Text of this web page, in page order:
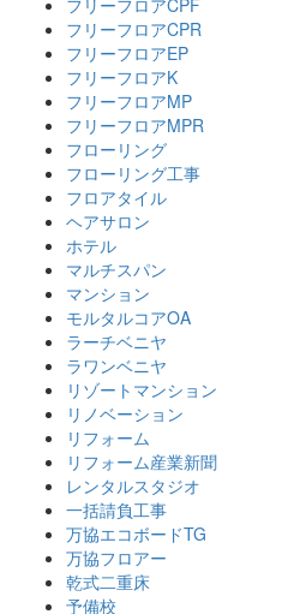
フリーフロアCPF
フリーフロアCPR
フリーフロアEP
フリーフロアK
フリーフロアMP
フリーフロアMPR
フローリング
フローリング工事
フロアタイル
ヘアサロン
ホテル
マルチスパン
マンション
モルタルコアOA
ラーチベニヤ
ラワンベニヤ
リゾートマンション
リノベーション
リフォーム
リフォーム産業新聞
レンタルスタジオ
一括請負工事
万協エコボードTG
万協フロアー
乾式二重床
予備校